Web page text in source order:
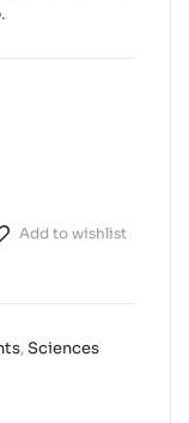
Add to wishlist
,Sciences